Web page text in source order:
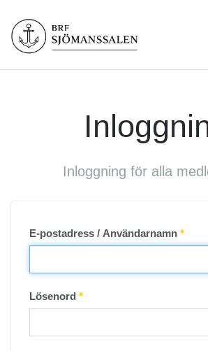
Inloggning för alla
E-postadress / Användarnamn *
Lösenord *